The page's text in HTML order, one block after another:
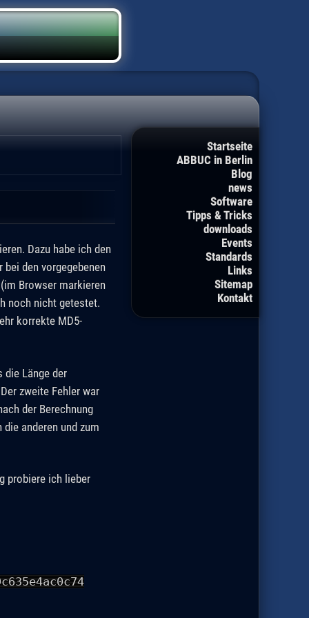
Startseite
ABBUC in Berlin
Blog
news
Software
Tipps & Tricks
downloads
Events
Standards
Links
Sitemap
Kontakt
Dazu habe ich den
den vorgegebenen
Browser markieren
noch nicht getestet.
korrekte MD5-
die Länge der
zweite Fehler war
der Berechnung
anderen und zum
probiere ich lieber